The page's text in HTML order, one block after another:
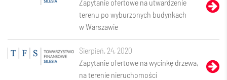
Zapytanie ofertowe na utwardzenie
terenu po wyburzonych budynkach
w Warszawie
sierpień, 24, 2020
Zapytanie ofertowe na wycinkę drzewa,
na terenie nieruchomości